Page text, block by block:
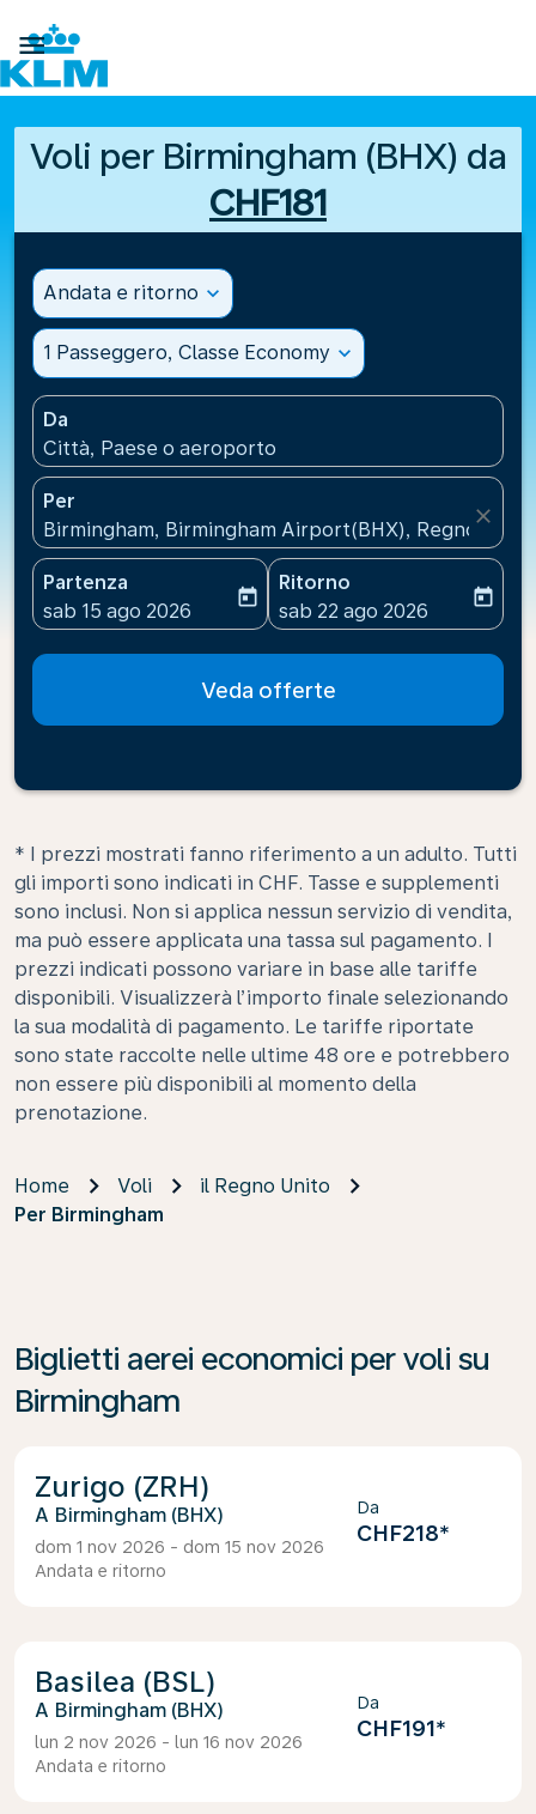

Voli per Birmingham (BHX) da
CHF181
Andata e ritorno expand_more
1 Passeggero, Classe Economy expand_more
Da
Città, Paese o aeroporto
Per
Birmingham, Birmingham Airport(BHX), Regno Unito
close
Partenza
fc-booking-departure-date-aria-label
sab 15 ago 2026
today
Ritorno
fc-booking-return-date-
sab 22 ago 2026
today
Veda offerte
* I prezzi mostrati fanno riferimento a un adulto. Tutti
gli importi sono indicati in CHF. Tasse e supplementi
sono inclusi. Non si applica nessun servizio di vendita,
ma può essere applicata una tassa sul pagamento. I
prezzi indicati possono variare in base alle tariffe
disponibili. Visualizzerà l’importo finale selezionando
la sua modalità di pagamento. Le tariffe riportate
sono state raccolte nelle ultime 48 ore e potrebbero
non essere più disponibili al momento della
prenotazione.
Home Voli
il Regno Unito
Per Birmingham
Biglietti aerei economici per voli su
Birmingham
Zurigo (ZRH)
Birmingham (BHX)
dom 1 nov 2026 - dom 15 nov 2026
Andata e ritorno
Da
CHF218*
Basilea (BSL)
Birmingham (BHX)
lun 2 nov 2026 - lun 16 nov 2026
Andata e ritorno
Da
CHF191*